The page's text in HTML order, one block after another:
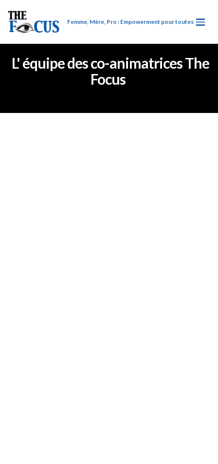
Femme, Mère, Pro : Empowerment pour toutes
L' équipe des co-animatrices The
Focus